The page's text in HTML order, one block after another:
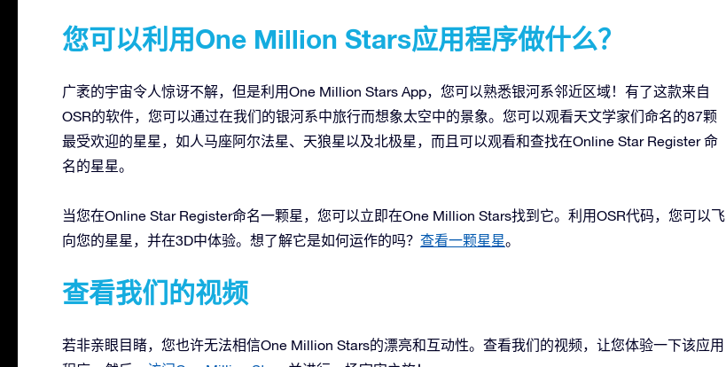
您可以利用One Million Stars应用程序做什么？
广袤的宇宙令人惊讶不解，但是利用One Million Stars App，您可以熟悉银河系邻近区域！有了这款来自
OSR的软件，您可以通过在我们的银河系中旅行而想象太空中的景象。您可以观看天文学家们命名的87颗
最受欢迎的星星，如人马座阿尔法星、天狼星以及北极星，而且可以观看和查找在Online Star Register 命
名的星星。
当您在Online Star Register命名一颗星，您可以立即在One Million Stars找到它。利用OSR代码，您可以飞
向您的星星，并在3D中体验。想了解它是如何运作的吗？ 查看一颗星星。
查看我们的视频
若非亲眼目睹，您也许无法相信One Million Stars的漂亮和互动性。查看我们的视频，让您体验一下该应用